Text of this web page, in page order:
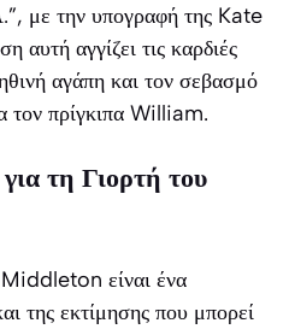
με την υπογραφή της Kate
αγγίζει τις καρδιές
αγάπη και τον σεβασμό
τον πρίγκιπα William.
τη Γιορτή του
είναι ένα
της εκτίμησης που μπορεί